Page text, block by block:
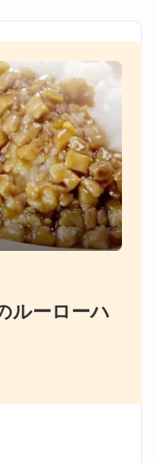
ルーローハ